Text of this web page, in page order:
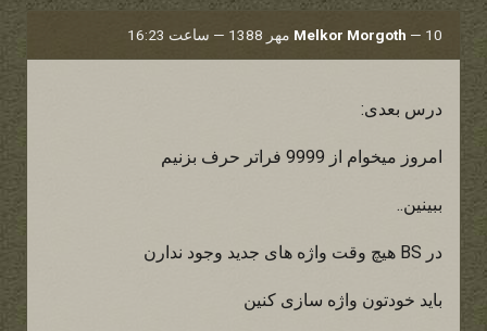
Melkor Morgoth — 10 مهر 1388 — ساعت 16:23
درس بعدی:
امروز میخوام از 9999 فراتر حرف بزنیم
ببینین..
در BS هیچ وقت واژه های جدید وجود ندارن
باید خودتون واژه سازی کنین